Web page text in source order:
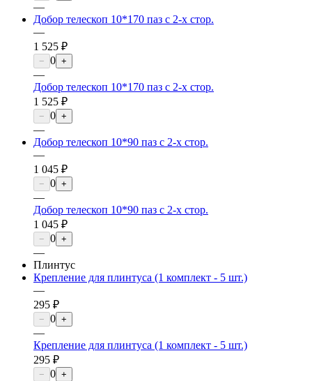
—
Добор телескоп 10*170 паз с 2-х стор.
—
1 525 ₽
− 0 +
—
Добор телескоп 10*170 паз с 2-х стор.
1 525 ₽
− 0 +
—
Добор телескоп 10*90 паз с 2-х стор.
—
1 045 ₽
− 0 +
—
Добор телескоп 10*90 паз с 2-х стор.
1 045 ₽
− 0 +
—
Плинтус
Крепление для плинтуса (1 комплект - 5 шт.)
—
295 ₽
− 0 +
—
Крепление для плинтуса (1 комплект - 5 шт.)
295 ₽
− 0 +